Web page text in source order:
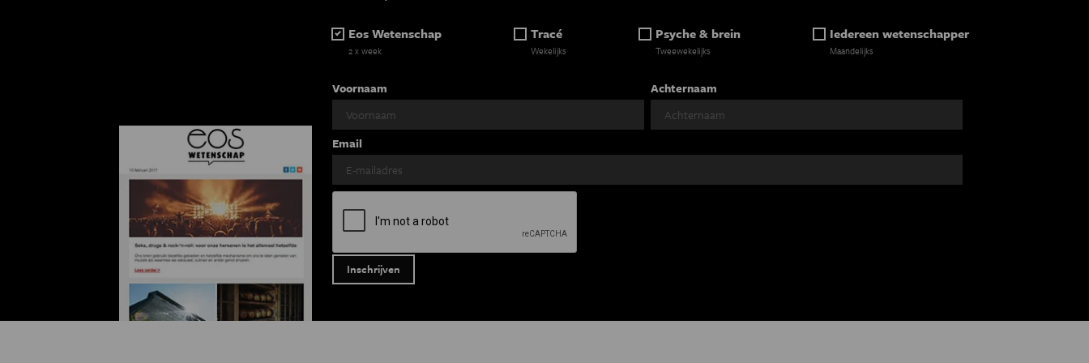
Eos Wetenschap
2 x week
Tracé
Wekelijks
Psyche & brein
Tweewekelijks
Iedereen wetenschapper
Maandelijks
Voornaam Achternaam
Email